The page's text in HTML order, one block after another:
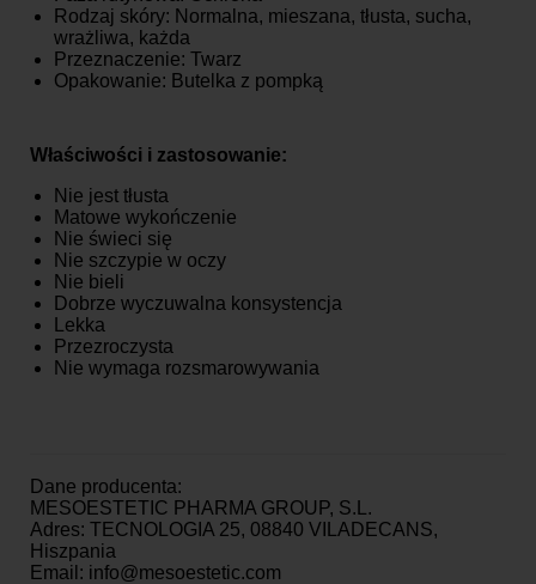
Rodzaj skóry: Normalna, mieszana, tłusta, sucha,
wrażliwa, każda
Przeznaczenie: Twarz
Opakowanie: Butelka z pompką
Właściwości i zastosowanie:
Nie jest tłusta
Matowe wykończenie
Nie świeci się
Nie szczypie w oczy
Nie bieli
Dobrze wyczuwalna konsystencja
Lekka
Przezroczysta
Nie wymaga rozsmarowywania
Dane producenta:
MESOESTETIC PHARMA GROUP, S.L.
Adres: TECNOLOGIA 25, 08840 VILADECANS,
Hiszpania
Email: info@mesoestetic.com